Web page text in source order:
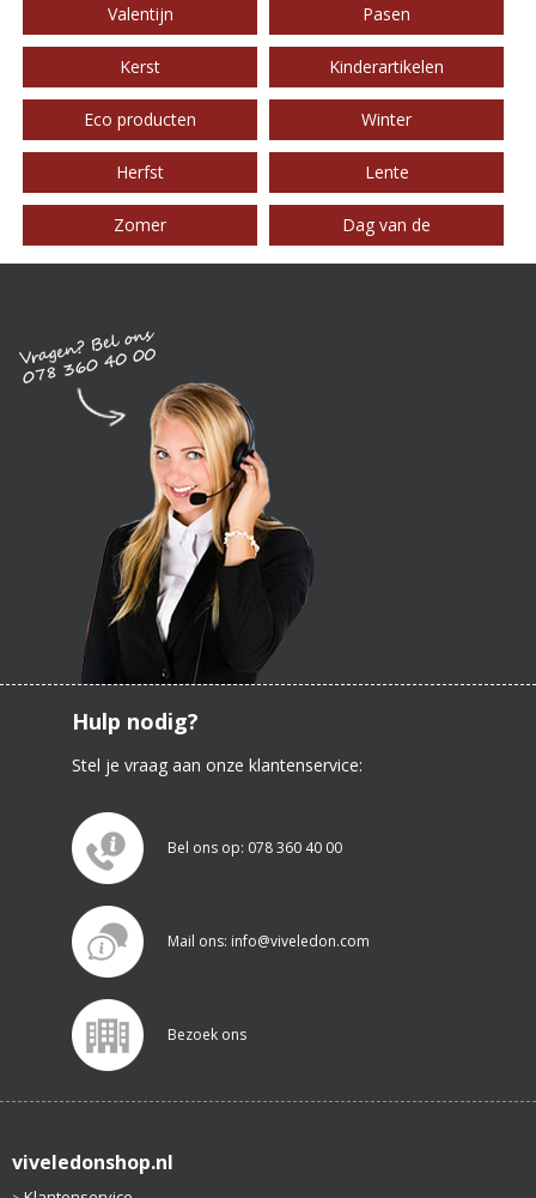
Valentijn Pasen
Kerst Kinderartikelen
Eco producten Winter
Herfst Lente
Zomer Dag van de
Hulp nodig?
Stel je vraag aan onze klantenservice:
Bel ons op: 078 360 40 00
Mail ons: info@viveledon.com
Bezoek ons
viveledonshop.nl